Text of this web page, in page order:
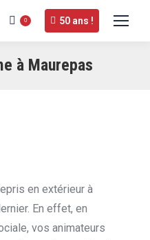
0 50 ans !
à Maurepas
en extérieur à
En effet, en
vos animateurs